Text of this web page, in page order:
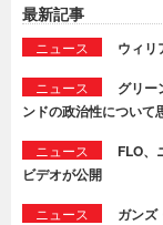
最新記事
ニュース ウィリ
ニュース
グリー
ンドの政治性について
ニュース
FLO、
ビデオが公開
ニュース
ガンズ